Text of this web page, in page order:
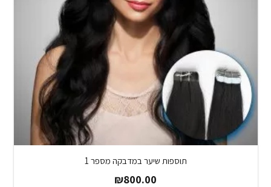
תוספות שיער במדבקה מספר 1
₪800.00